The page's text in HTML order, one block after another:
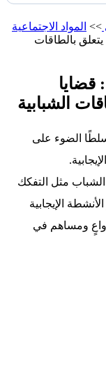
>> المواد الاجتماعية
بالطاقات
قضايا
الشبابية
الضوء على
مثل التفكك
الإيجابية
ومساهم في